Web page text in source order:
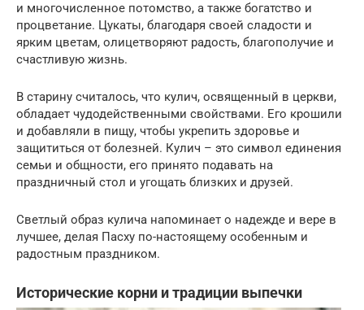
и многочисленное потомство, а также богатство и
процветание. Цукаты, благодаря своей сладости и
ярким цветам, олицетворяют радость, благополучие и
счастливую жизнь.
В старину считалось, что кулич, освященный в церкви,
обладает чудодейственными свойствами. Его крошили
и добавляли в пищу, чтобы укрепить здоровье и
защититься от болезней. Кулич – это символ единения
семьи и общности, его принято подавать на
праздничный стол и угощать близких и друзей.
Светлый образ кулича напоминает о надежде и вере в
лучшее, делая Пасху по-настоящему особенным и
радостным праздником.
Исторические корни и традиции выпечки